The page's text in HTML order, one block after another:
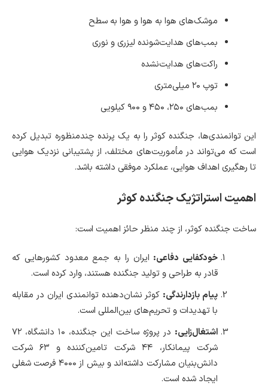
موشک‌های هوا به هوا و هوا به سطح
بمب‌های هدایت‌شونده لیزری و نوری
راکت‌های هدایت‌نشده
توپ ۲۰ میلی‌متری
بمب‌های ۲۵۰، ۴۵۰ و ۹۰۰ کیلویی
این توانمندی‌ها، جنگنده کوثر را به یک پرنده چندمنظوره تبدیل کرده
است که می‌تواند در مأموریت‌های مختلف، از پشتیبانی نزدیک هوایی
تا رهگیری اهداف هوایی، عملکرد موفقی داشته باشد.
اهمیت استراتژیک جنگنده کوثر
ساخت جنگنده کوثر، از چند منظر حائز اهمیت است:
خودکفایی دفاعی: ایران را به جمع معدود کشورهایی که
قادر به طراحی و تولید جنگنده هستند، وارد کرده است.
پیام بازدارندگی: کوثر نشان‌دهنده توانمندی ایران در مقابله
با تهدیدات و تحریم‌های بین‌المللی است.
اشتغال‌زایی:
در پروژه ساخت این جنگنده، ۱۰ دانشگاه، ۷۲
شرکت پیمانکار، ۴۴ شرکت تامین‌کننده و ۶۳ شرکت
دانش‌بنیان مشارکت داشته‌اند و بیش از ۴۰۰۰ فرصت شغلی
ایجاد شده است.